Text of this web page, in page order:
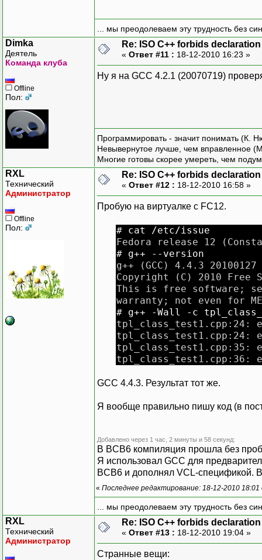
~Y() { }
Iterator begin()
Iterator end() {
};
/* ********** */
classTB
{
};
typedefX <TA, TB>
classTX : public
public:
TX (TA a, TB*b)
}
typedefY < TX, TA, TB
class TY : public
{
public :
TY(TA * a, TB* b
} ;
/* ********** */
intmain()
TY y();
}
... мы преодолеваем эту трудность без
Dimka
Деятель
Команда клуба
Offline
Пол:
Re: ISO C++ forbids declaration
« Ответ #11 : 18-12-2010 16:23 »
Ну я на GCC 4.2.1 (20070719)
Программировать - значит понимать (К.
Невывернутое лучше, чем вправленное
Многие готовы скорее умереть, чем
RXL
Технический
Администратор
Offline
Пол:
Re: ISO C++ forbids declaration
« Ответ #12 : 18-12-2010 16:58 »
Пробую на виртуалке с FC12.
# cat /etc/issue
Fedora release 12
# g++ --version
g++ (GCC) 4.4.3
Copyright (C) 2010 Free
This is free software;
warranty; not even for
# g++ -Wall -c
tpl_class_test1.cpp:24:
tpl_class_test1.cpp:24:
tpl_class_test1.cpp:35:
tpl_class_test1.cpp:36:
GCC 4.4.3. Результат тот же.
Я вообще правильно пишу код (в
Добавлено через 1 час, 2 минуты и 58 секунд:
В BCB6 компиляция прошла без
Я использовал GCC для
BCB6 и дополнял VCL-спецификой.
« Последнее редактирование: 18-12-2010
... мы преодолеваем эту трудность без
RXL
Технический
Администратор
Re: ISO C++ forbids declaration
« Ответ #13 : 18-12-2010 19:04 »
Странные вещи: